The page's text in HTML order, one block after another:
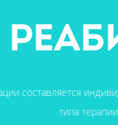
составляется
типа